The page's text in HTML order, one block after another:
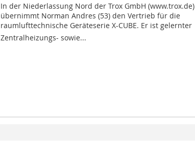
In der Niederlassung Nord der Trox GmbH (www.trox.de)
übernimmt Norman Andres (53) den Vertrieb für die
raumlufttechnische Geräteserie X-CUBE. Er ist gelernter
Zentralheizungs- sowie...